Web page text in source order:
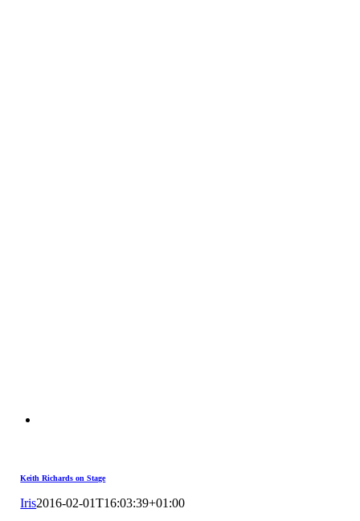
Keith Richards on Stage
Iris2016-02-01T16:03:39+01:00